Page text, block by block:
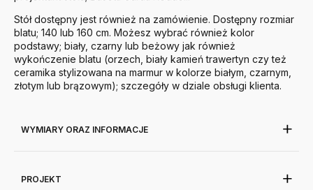
Stół dostępny jest również na zamówienie. Dostępny rozmiar
blatu; 140 lub 160 cm. Możesz wybrać również kolor
podstawy; biały, czarny lub beżowy jak również
wykończenie blatu (orzech, biały kamień trawertyn czy też
ceramika stylizowana na marmur w kolorze białym, czarnym,
złotym lub brązowym); szczegóły w dziale obsługi klienta.
WYMIARY ORAZ INFORMACJE
PROJEKT